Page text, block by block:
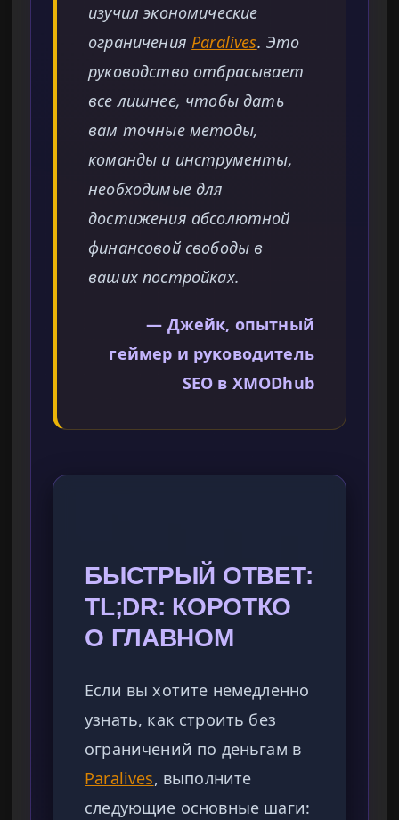
изучил экономические
ограничения Paralives. Это
руководство отбрасывает
все лишнее, чтобы дать
вам точные методы,
команды и инструменты,
необходимые для
достижения абсолютной
финансовой свободы в
ваших постройках.
— Джейк, опытный
геймер и руководитель
SEO в XMODhub
БЫСТРЫЙ ОТВЕТ:
TL;DR: КОРОТКО
О ГЛАВНОМ
Если вы хотите немедленно
узнать, как строить без
ограничений по деньгам в
Paralives, выполните
следующие основные шаги: